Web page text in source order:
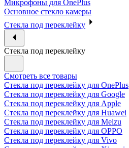
Микрофоны для OnePlus
Основное стекло камеры
Стекла под переклейку
Стекла под переклейку
Смотреть все товары
Стекла под переклейку для OnePlus
Стекла под переклейку для Google
Стекла под переклейку для Apple
Стекла под переклейку для Huawei
Стекла под переклейку для Meizu
Стекла под переклейку для OPPO
Стекла под переклейку для Vivo